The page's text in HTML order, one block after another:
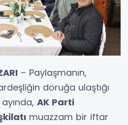
– Paylaşmanın,
doruğa ulaştığı
AK Parti
muazzam bir iftar